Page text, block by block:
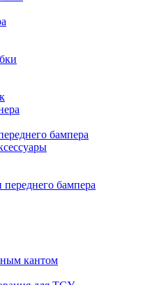
бампера
бампера
кантом